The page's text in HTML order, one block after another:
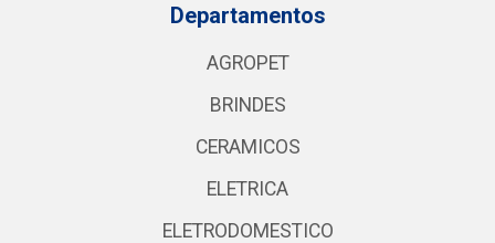
Departamentos
AGROPET
BRINDES
CERAMICOS
ELETRICA
ELETRODOMESTICO